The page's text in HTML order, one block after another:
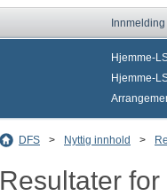
Hjemme-
Hjemme-
DFS > Nyttig innhold >
Resultater